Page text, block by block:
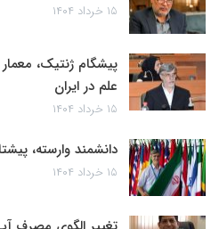
۱۵ خرداد ۱۴۰۴
پیشگام ژنتیک،
علم در ایران
۱۵ خرداد ۱۴۰۴
دانشمند وارسته،
۱۵ خرداد ۱۴۰۴